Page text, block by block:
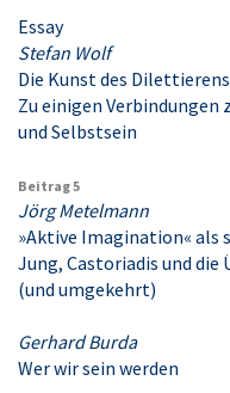
Essay
Stefan Wolf
Die Kunst des Dilettierens
Zu einigen
und Selbstsein
Beitrag 5
Jörg Metelmann
»Aktive Imagination« als
Jung, Castoriadis und
(und umgekehrt)
Gerhard Burda
Wer wir sein werden